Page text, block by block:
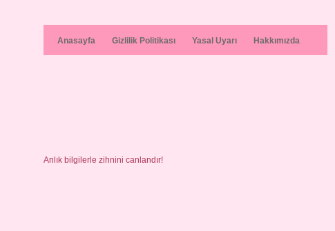
Anasayfa Gizlilik Politikası Yasal Uyarı Hakkımızda
Anlık bilgilerle zihnini canlandır!